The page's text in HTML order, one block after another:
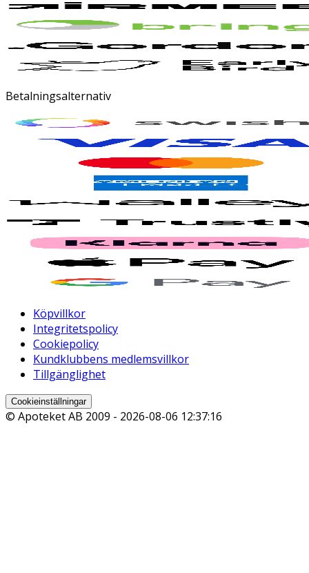
Betalningsalternativ
Köpvillkor
Integritetspolicy
Cookiepolicy
Kundklubbens medlemsvillkor
Tillgänglighet
Cookieinställningar
© Apoteket AB 2009 - 2026-08-06 12:37:16